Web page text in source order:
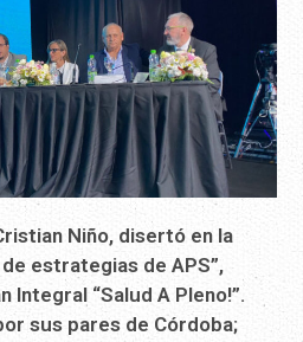
Niño, disertó en la
de estrategias de APS”,
Integral “Salud A Pleno!”.
sus pares de Córdoba;